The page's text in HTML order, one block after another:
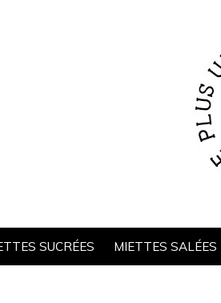
SUCRÉES MIETTES SALÉES